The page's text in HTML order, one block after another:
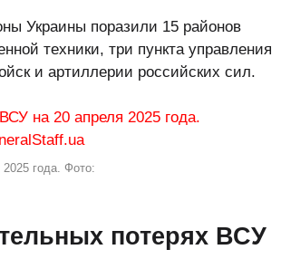
Украины поразили 15 районов
техники, три пункта управления
и артиллерии российских сил.
года. Фото:
потерях ВСУ